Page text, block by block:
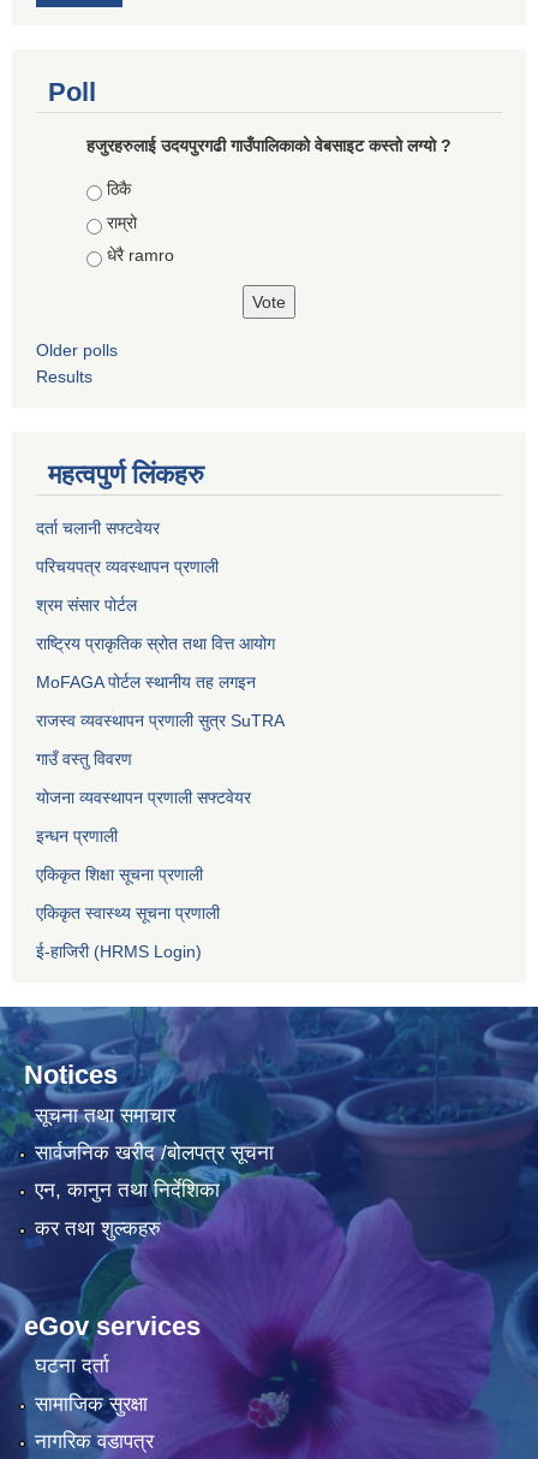
Poll
हजुरहरुलाई उदयपुरगढी गाउँपालिकाको वेबसाइट कस्तो लग्यो ?
Choices
ठिकै
राम्रो
धेरै ramro
Older polls
Results
महत्वपुर्ण लिंकहरु
दर्ता चलानी सफ्टवेयर
परिचयपत्र व्यवस्थापन प्रणाली
श्रम संसार पोर्टल
राष्ट्रिय प्राकृतिक स्रोत तथा वित्त आयोग
MoFAGA पोर्टल स्थानीय तह लगइन
राजस्व व्यवस्थापन प्रणाली सुत्र SuTRA
गाउँ वस्तु विवरण
योजना व्यवस्थापन प्रणाली सफ्टवेयर
इन्धन प्रणाली
एकिकृत शिक्षा सूचना प्रणाली
एकिकृत स्वास्थ्य सूचना प्रणाली
ई-हाजिरी (HRMS Login)
Notices
सूचना तथा समाचार
सार्वजनिक खरीद /बोलपत्र सूचना
एन, कानुन तथा निर्देशिका
कर तथा शुल्कहरु
eGov services
घटना दर्ता
सामाजिक सुरक्षा
नागरिक वडापत्र